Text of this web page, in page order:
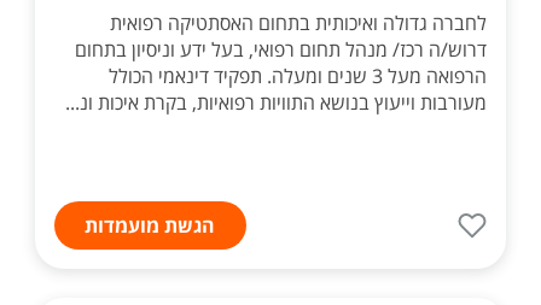
לחברה גדולה ואיכותית בתחום האסתטיקה רפואית
דרוש/ה רכז/ מנהל תחום רפואי, בעל ידע וניסיון בתחום
הרפואה מעל 3 שנים ומעלה. תפקיד דינאמי הכולל
מעורבות וייעוץ בנושא התוויות רפואיות, בקרת איכות ונ...
הגשת מועמדות